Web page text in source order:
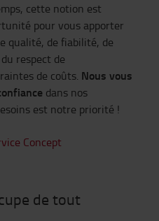
cette notion est
pour vous apporter
qualité, de fiabilité, de
respect de
de coûts. Nous vous
dans nos
est notre priorité !
Concept
de tout